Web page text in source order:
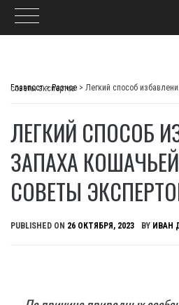
Главпост>Разное >
Легкий способ избавления от запаха кошачьей мочи: советы экспертов
ЛЕГКИЙ СПОСОБ
ЗАПАХА
СОВЕТЫ
PUBLISHED ON 26 ОКТЯБРЯ, 2023 BY ИВАН